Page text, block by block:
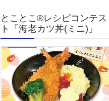
とことこ®︎レシピコンテス
ト「海老カツ丼(ミニ)」